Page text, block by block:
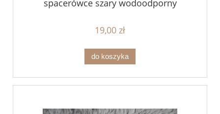
spacerówce szary wodoodporny
19,00 zł
do koszyka